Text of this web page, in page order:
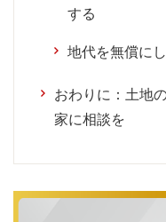
する
地代を無償に
おわりに：土地
家に相談を